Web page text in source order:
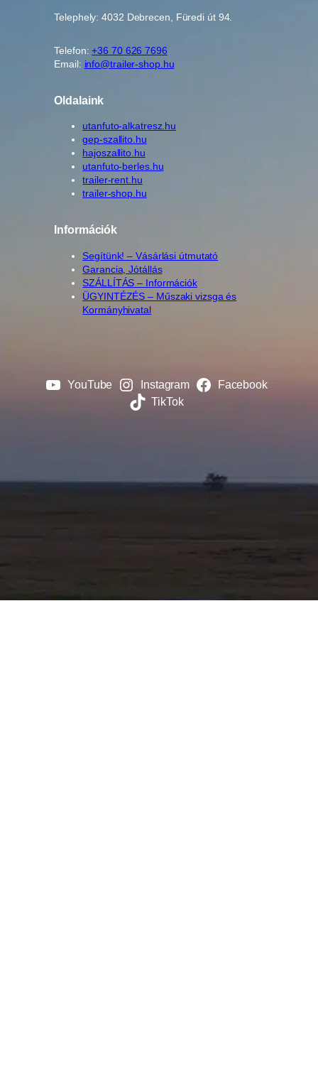
Telephely: 4032 Debrecen, Füredi út 94.
Telefon:+36 70 626 7696
Email: info@trailer-shop.hu
Oldalaink
utanfuto-alkatresz.hu
gep-szallito.hu
hajoszallito.hu
utanfuto-berles.hu
trailer-rent.hu
trailer-shop.hu
Információk
Segítünk! – Vásárlási útmutató
Garancia, Jótállás
SZÁLLÍTÁS – Információk
ÜGYINTÉZÉS – Műszaki vizsga és
Kormányhivatal
YouTube Instagram
Facebook
TikTok